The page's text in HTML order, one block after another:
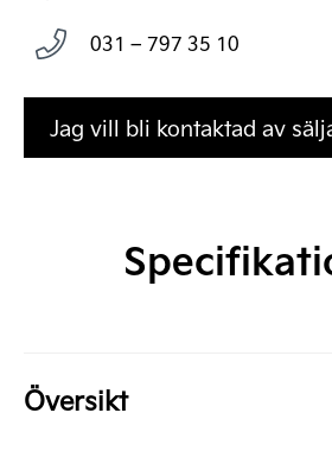
031 – 797 35 10
Jag vill bli kontaktad av
Översikt